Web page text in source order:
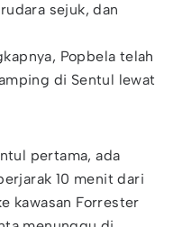
sejuk, dan
Popbela telah
di Sentul lewat
pertama, ada
10 menit dari
kawasan Forrester